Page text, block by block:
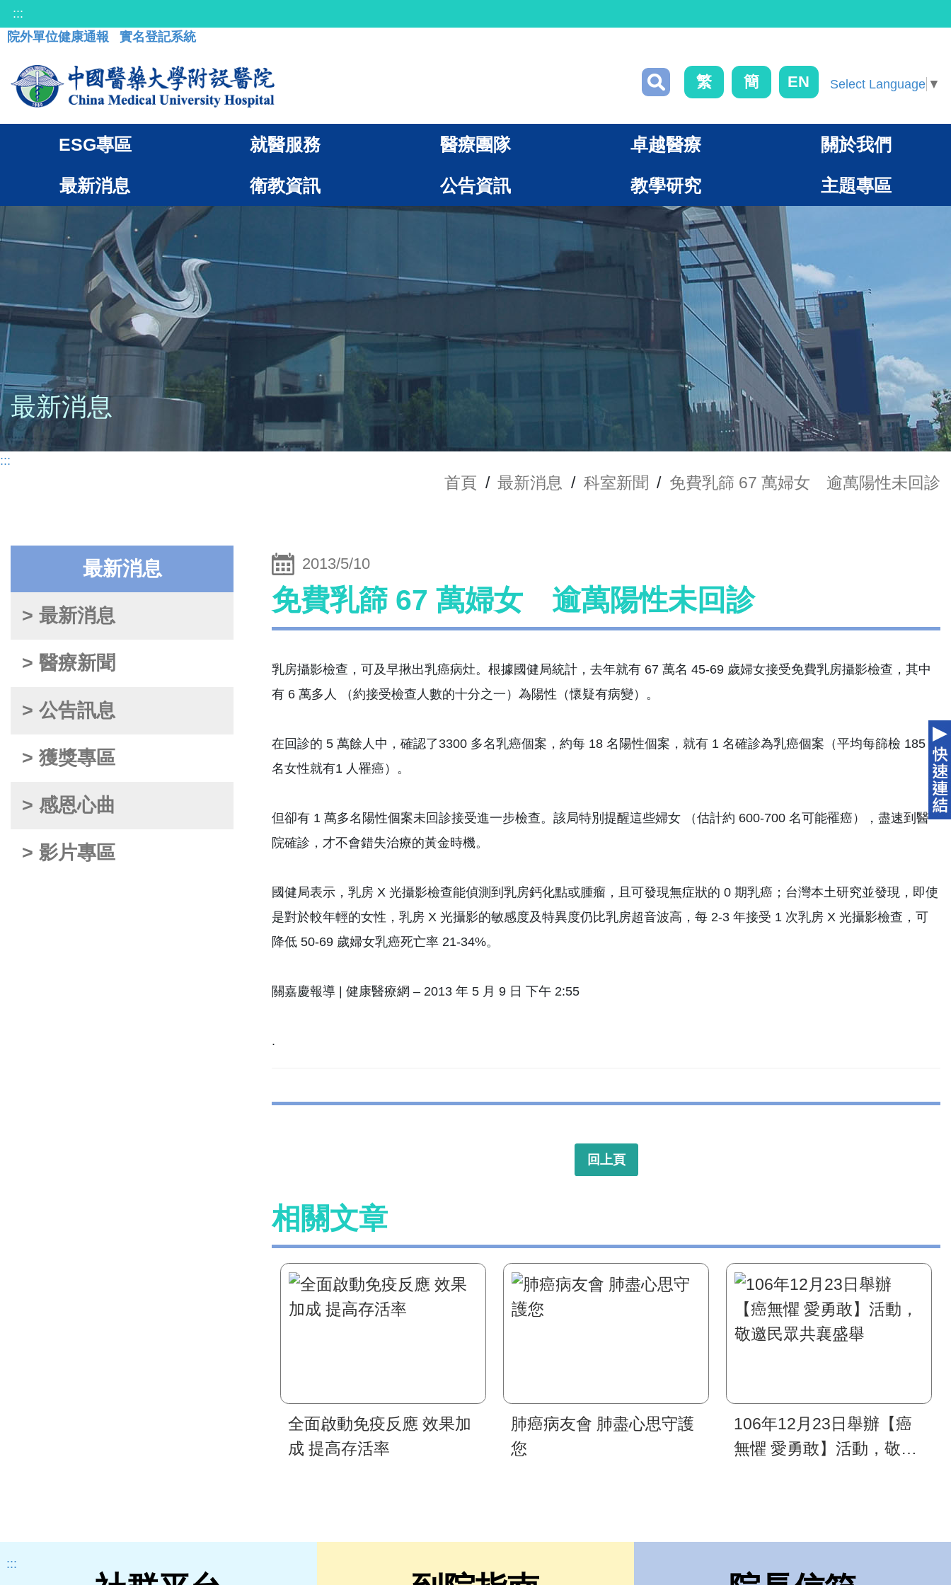
:::
院外單位健康通報
實名登記系統
繁 簡 EN Select Language ▼
ESG專區 就醫服務 醫療團隊 卓越醫療 關於我們
最新消息 衛教資訊 公告資訊 教學研究 主題專區
最新消息
:::
首頁 / 最新消息 / 科室新聞 / 免費乳篩 67 萬婦女 逾萬陽性未回診
最新消息
> 最新消息
> 醫療新聞
> 公告訊息
> 獲獎專區
> 感恩心曲
> 影片專區
2013/5/10
免費乳篩 67 萬婦女 逾萬陽性未回診
乳房攝影檢查，可及早揪出乳癌病灶。根據國健局統計，去年就有 67 萬名 45-69 歲婦女接受免費乳房攝影檢查，其中
有 6 萬多人 （約接受檢查人數的十分之一）為陽性（懷疑有病變）。
在回診的 5 萬餘人中，確認了3300 多名乳癌個案，約每 18 名陽性個案，就有 1 名確診為乳癌個案（平均每篩檢 185
名女性就有1 人罹癌）。
但卻有 1 萬多名陽性個案未回診接受進一步檢查。該局特別提醒這些婦女 （估計約 600-700 名可能罹癌），盡速到醫
院確診，才不會錯失治療的黃金時機。
國健局表示，乳房 X 光攝影檢查能偵測到乳房鈣化點或腫瘤，且可發現無症狀的 0 期乳癌；台灣本土研究並發現，即使
是對於較年輕的女性，乳房 X 光攝影的敏感度及特異度仍比乳房超音波高，每 2-3 年接受 1 次乳房 X 光攝影檢查，可
降低 50-69 歲婦女乳癌死亡率 21-34%。
關嘉慶報導 | 健康醫療網 – 2013 年 5 月 9 日 下午 2:55
.
回上頁
相關文章
全面啟動免疫反應 效果加
成 提高存活率
肺癌病友會 肺盡心思守護
您
106年12月23日舉辦【癌
無懼 愛勇敢】活動，敬邀
:::